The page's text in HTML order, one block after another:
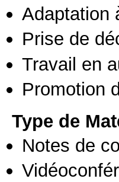
Adaptation
Prise de
Travail en
Promotion
Type de
Notes de